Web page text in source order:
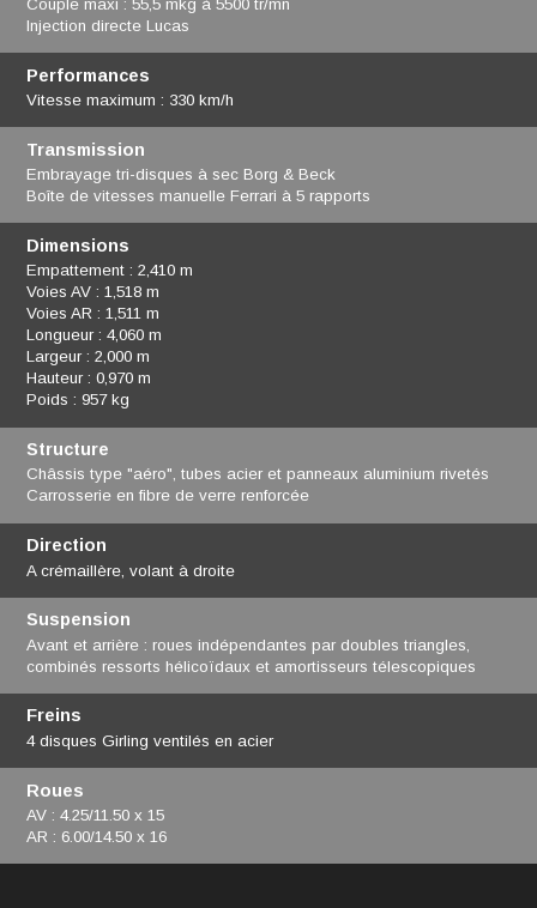
Couple maxi : 55,5 mkg à 5500 tr/mn
Injection directe Lucas
Performances
Vitesse maximum : 330 km/h
Transmission
Embrayage tri-disques à sec Borg & Beck
Boîte de vitesses manuelle Ferrari à 5 rapports
Dimensions
Empattement : 2,410 m
Voies AV : 1,518 m
Voies AR : 1,511 m
Longueur : 4,060 m
Largeur : 2,000 m
Hauteur : 0,970 m
Poids : 957 kg
Structure
Châssis type "aéro", tubes acier et panneaux aluminium rivetés
Carrosserie en fibre de verre renforcée
Direction
A crémaillère, volant à droite
Suspension
Avant et arrière : roues indépendantes par doubles triangles,
combinés ressorts hélicoïdaux et amortisseurs télescopiques
Freins
4 disques Girling ventilés en acier
Roues
AV : 4.25/11.50 x 15
AR : 6.00/14.50 x 16